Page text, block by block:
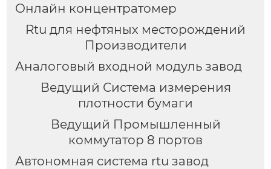
Онлайн концентратомер
Rtu для нефтяных месторождений
Производители
Аналоговый входной модуль завод
Ведущий Система измерения
плотности бумаги
Ведущий Промышленный
коммутатор 8 портов
Автономная система rtu завод